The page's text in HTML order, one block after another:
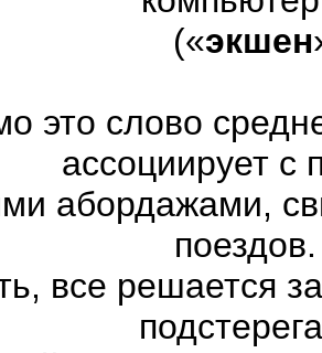
(«экшен
это слово
ассоциирует с
абордажами,
все решается